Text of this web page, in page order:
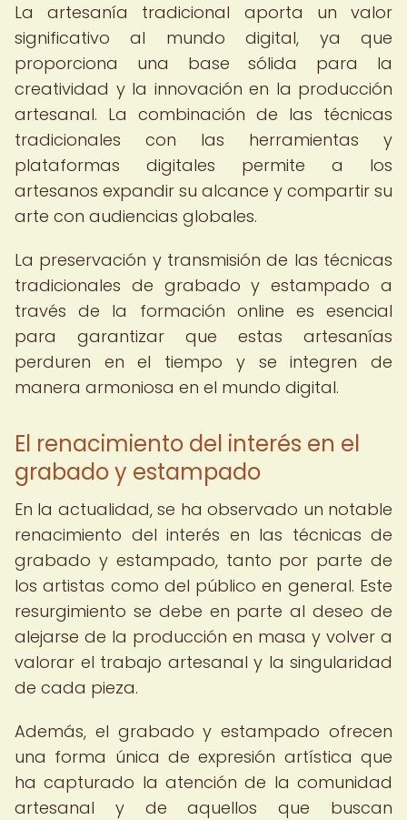
La artesanía tradicional aporta un valor
significativo al mundo digital, ya que
proporciona una base sólida para la
creatividad y la innovación en la producción
artesanal. La combinación de las técnicas
tradicionales con las herramientas y
plataformas digitales permite a los
artesanos expandir su alcance y compartir su
arte con audiencias globales.
La preservación y transmisión de las técnicas
tradicionales de grabado y estampado a
través de la formación online es esencial
para garantizar que estas artesanías
perduren en el tiempo y se integren de
manera armoniosa en el mundo digital.
El renacimiento del interés en el
grabado y estampado
En la actualidad, se ha observado un notable
renacimiento del interés en las técnicas de
grabado y estampado, tanto por parte de
los artistas como del público en general. Este
resurgimiento se debe en parte al deseo de
alejarse de la producción en masa y volver a
valorar el trabajo artesanal y la singularidad
de cada pieza.
Además, el grabado y estampado ofrecen
una forma única de expresión artística que
ha capturado la atención de la comunidad
artesanal y de aquellos que buscan